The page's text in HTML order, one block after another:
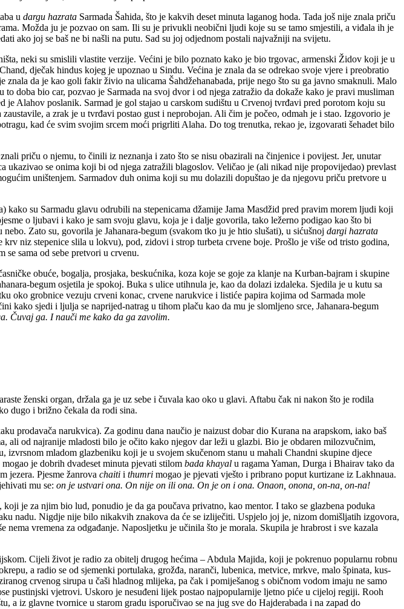
u dargu hazrata Sarmada Šahida, što je kakvih deset minuta laganog hoda. Tada još nije znala priču
Možda ju je pozvao on sam. Ili su je privukli neobični ljudi koje su se tamo smjestili, a viđala ih je
ako joj se baš ne bi našli na putu. Sad su joj odjednom postali najvažniji na svijetu.
neki su smislili vlastite verzije. Većini je bilo poznato kako je bio trgovac, armenski Židov koji je u
dječak hindus kojeg je upoznao u Sindu. Većina je znala da se odrekao svoje vjere i preobratio
da je kao goli fakir živio na ulicama Šahdžehanabada, prije nego što su ga javno smaknuli. Malo
doba bio car, pozvao je Sarmada na svoj dvor i od njega zatražio da dokaže kako je pravi musliman
je Alahov poslanik. Sarmad je gol stajao u carskom sudištu u Crvenoj tvrđavi pred porotom koju su
a zrak je u tvrđavi postao gust i neprobojan. Ali čim je počeo, odmah je i stao. Izgovorio je
kad će svim svojim srcem moći prigrliti Alaha. Do tog trenutka, rekao je, izgovarati šehadet bilo
priču o njemu, to činili iz neznanja i zato što se nisu obazirali na činjenice i povijest. Jer, unutar
se onima koji bi od njega zatražili blagoslov. Veličao je (ali nikad nije propovijedao) prevlast
uništenjem. Sarmadov duh onima koji su mu dolazili dopuštao je da njegovu priču pretvore u
su Sarmadu glavu odrubili na stepenicama džamije Jama Masdžid pred pravim morem ljudi koji
o ljubavi i kako je sam svoju glavu, koja je i dalje govorila, tako ležerno podigao kao što bi
Zato su, govorila je Jahanara-begum (svakom tko ju je htio slušati), u sićušnoj dargi hazrata
niz stepenice slila u lokvu), pod, zidovi i strop turbeta crvene boje. Prošlo je više od tristo godina,
sama od sebe pretvori u crvenu.
obuće, bogalja, prosjaka, beskućnika, koza koje se goje za klanje na Kurban-bajram i skupine
begum osjetila je spokoj. Buka s ulice utihnula je, kao da dolazi izdaleka. Sjedila je u kutu sa
oko grobnice vezuju crveni konac, crvene narukvice i listiće papira kojima od Sarmada mole
kako sjedi i ljulja se naprijed-natrag u tihom plaču kao da mu je slomljeno srce, Jahanara-begum
Čuvaj ga. I nauči me kako da ga zavolim.
ženski organ, držala ga je uz sebe i čuvala kao oko u glavi. Aftabu čak ni nakon što je rodila
dugo i brižno čekala da rodi sina.
prodavača narukvica). Za godinu dana naučio je naizust dobar dio Kurana na arapskom, iako baš
od najranije mladosti bilo je očito kako njegov dar leži u glazbi. Bio je obdaren milozvučnim,
izvrsnom mladom glazbeniku koji je u svojem skučenom stanu u mahali Chandni skupine djece
je dobrih dvadeset minuta pjevati stilom bada khayal u ragama Yaman, Durga i Bhairav tako da
jezera. Pjesme žanrova chaiti i thumri mogao je pjevati vješto i pribrano poput kurtizane iz Lakhnaua.
mu se: on je ustvari ona. On nije on ili ona. On je on i ona. Onaon, onona, on-na, on-na!
koji je za njim bio lud, ponudio je da ga poučava privatno, kao mentor. I tako se glazbena poduka
nadu. Nigdje nije bilo nikakvih znakova da će se izliječiti. Uspjelo joj je, nizom domišljatih izgovora,
vremena za odgađanje. Naposljetku je učinila što je morala. Skupila je hrabrost i sve kazala
Cijeli život je radio za obitelj drugog hećima – Abdula Majida, koji je pokrenuo popularnu robnu
a radio se od sjemenki portulaka, grožđa, naranči, lubenica, metvice, mrkve, malo špinata, kus-
crvenog sirupa u čaši hladnog mlijeka, pa čak i pomiješanog s običnom vodom imaju ne samo
pustinjski vjetrovi. Uskoro je nesuđeni lijek postao najpopularnije ljetno piće u cijeloj regiji. Rooh
a iz glavne tvornice u starom gradu isporučivao se na jug sve do Hajderabada i na zapad do